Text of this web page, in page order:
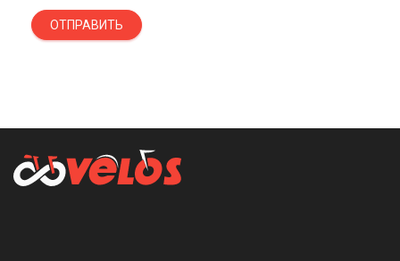
ОТПРАВИТЬ